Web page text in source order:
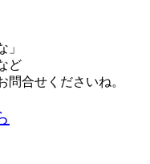
」
ど
合せくださいね。